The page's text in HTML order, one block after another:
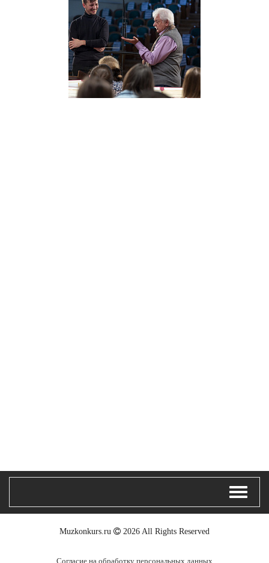
Muzkonkurs.ru 2026 All Rights Reserved
Согласие на обработку персональных данных